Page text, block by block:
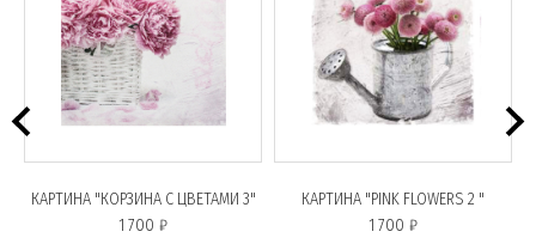
КАРТИНА "КОРЗИНА С ЦВЕТАМИ 3"
1 700 ₽
КАРТИНА "PINK FLOWERS 2 "
1 700 ₽